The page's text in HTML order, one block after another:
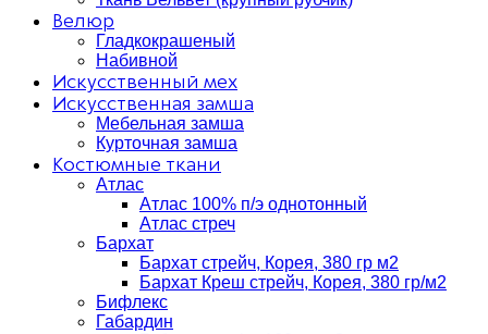
Велюр
Гладкокрашеный
Набивной
Искусственный мех
Искусственная замша
Мебельная замша
Курточная замша
Костюмные ткани
Атлас
Атлас 100% п/э однотонный
Атлас стреч
Бархат
Бархат стрейч, Корея, 380 гр м2
Бархат Креш стрейч, Корея, 380 гр/м2
Бифлекс
Габардин